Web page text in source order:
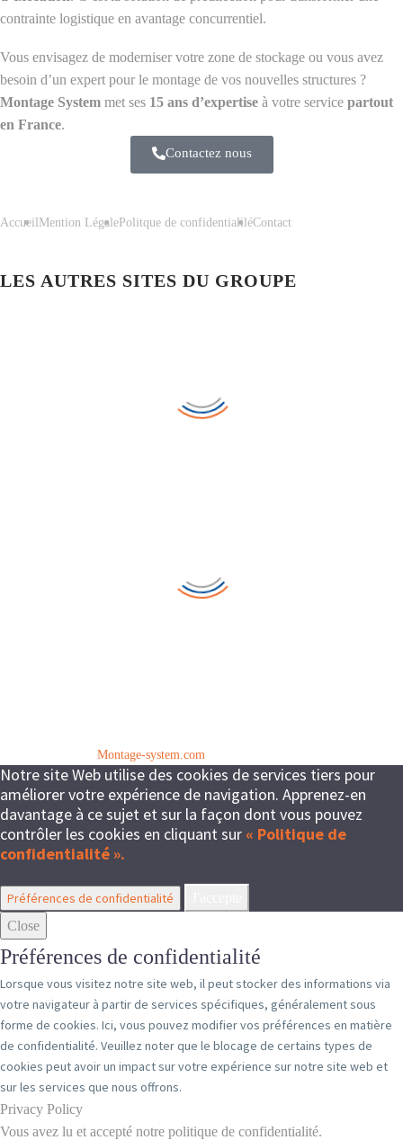
contrainte logistique en avantage concurrentiel.
Vous envisagez de moderniser votre zone de stockage ou vous avez
besoin d’un expert pour le montage de vos nouvelles structures ?
Montage System met ses 15 ans d’expertise à votre service partout
en France.
Contactez nous
AccueilMention LégalePolitque de confidentialiléContact
LES AUTRES SITES DU GROUPE
Montage-system.com
Notre site Web utilise des cookies de services tiers pour
améliorer votre expérience de navigation. Apprenez-en
davantage à ce sujet et sur la façon dont vous pouvez
contrôler les cookies en cliquant sur « Politique de
confidentialité ».
Préférences de confidentialité
Close
Préférences de confidentialité
Lorsque vous visitez notre site web, il peut stocker des informations via
votre navigateur à partir de services spécifiques, généralement sous
forme de cookies. Ici, vous pouvez modifier vos préférences en matière
de confidentialité. Veuillez noter que le blocage de certains types de
cookies peut avoir un impact sur votre expérience sur notre site web et
sur les services que nous offrons.
Privacy Policy
Vous avez lu et accepté notre politique de confidentialité.